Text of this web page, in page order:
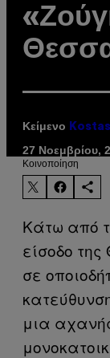
Κείμενο
27 Νοεμβρίου,
Kοινοποίηση
Κάτω από
είσοδο
σε
μια